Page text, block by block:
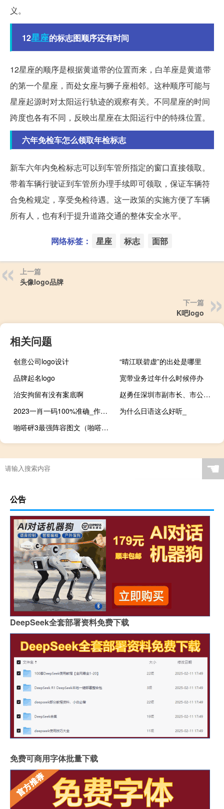
义。
12星座的标志图顺序还有时间
12星座的顺序是根据黄道带的位置而来，白羊座是黄道带
的第一个星座，而处女座与狮子座相邻。这种顺序可能与
星座起源时对太阳运行轨迹的观察有关。不同星座的时间
跨度也各有不同，反映出星座在太阳运行中的特殊位置。
六年免检车怎么领取年检标志
新车六年内免检标志可以到车管所指定的窗口直接领取。
带着车辆行驶证到车管所办理手续即可领取，保证车辆符
合免检规定，享受免检待遇。这一政策的实施方便了车辆
所有人，也有利于提升道路交通的整体安全水平。
网络标签： 星座 标志 面部
上一篇
头像logo品牌
下一篇
K吧logo
相关问题
创意公司logo设计
“晴江联碧虚”的出处是哪里
品牌起名logo
宽带业务过年什么时候停办
治安拘留有没有案底啊
赵勇任深圳市副市长、市公安局局长
2023一肖一码100%准确_作答解释落实的民间信仰_GM版v34.56.67
为什么日语这么好听_
啪嗒砰3最强阵容图文（啪嗒砰3 召唤）
☚
公告
DeepSeek全套部署资料免费下载
免费可商用字体批量下载